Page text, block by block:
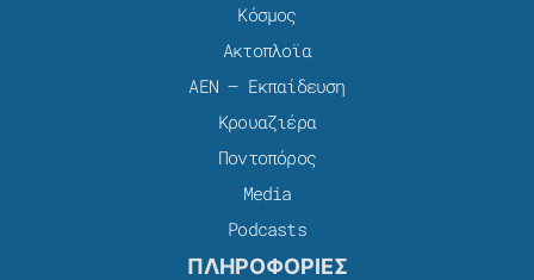
Κόσμος
Ακτοπλοϊα
ΑΕΝ – Εκπαίδευση
Κρουαζιέρα
Ποντοπόρος
Media
Podcasts
ΠΛΗΡΟΦΟΡΙΕΣ